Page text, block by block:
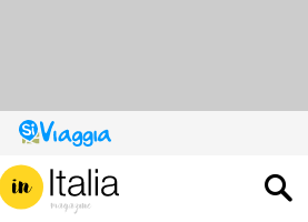
QUESTO
SITO
CONTRIBUISCE
ALL’AUDIENCE
DI